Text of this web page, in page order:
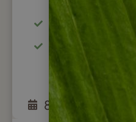
toll für Aktiv-
interessante
8 Tage